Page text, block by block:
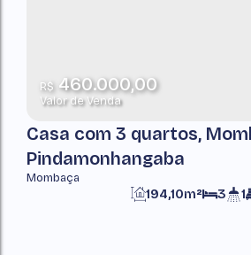
R$460.000,00
Valor de Venda
Casa com 3 quartos,
Pindamonhangaba
Mombaça
3 1
194,10m²